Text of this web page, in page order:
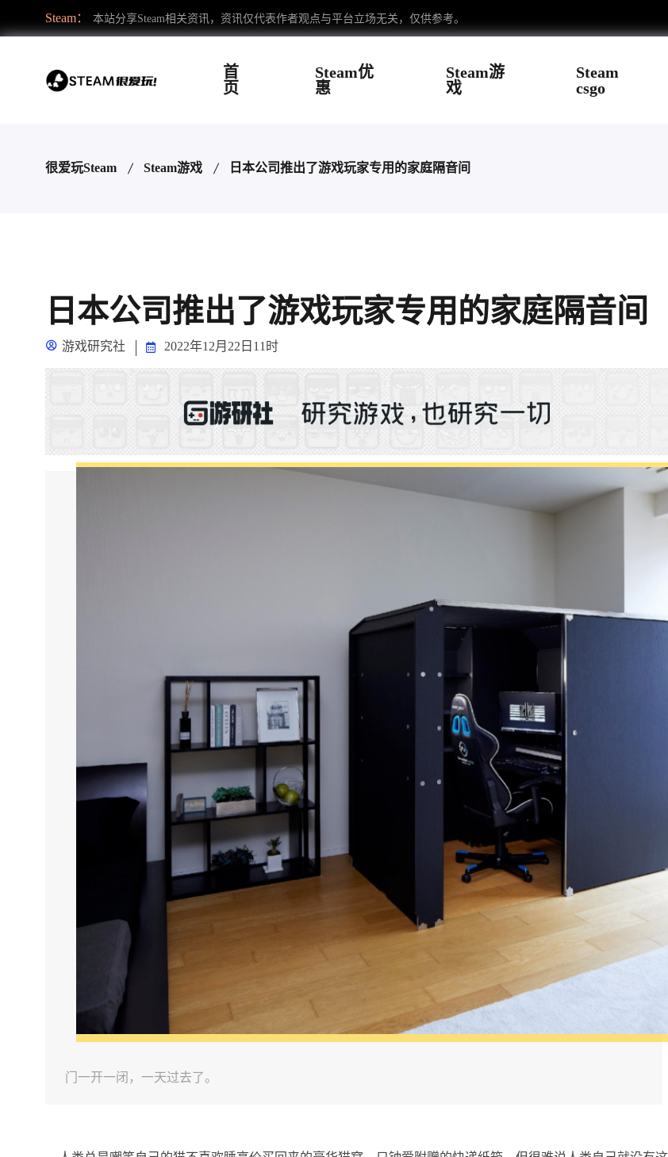
Steam： 本站分享Steam相关资讯，资讯仅代表作者观点与平台立场无关，仅供参考。
首
页
Steam优
惠
Steam游
戏
Steam
csgo
很爱玩Steam Steam游戏 日本公司推出了游戏玩家专用的家庭隔音间
日本公司推出了游戏玩家专用的家庭隔音间
游戏研究社 2022年12月22日11时
门一开一闭，一天过去了。